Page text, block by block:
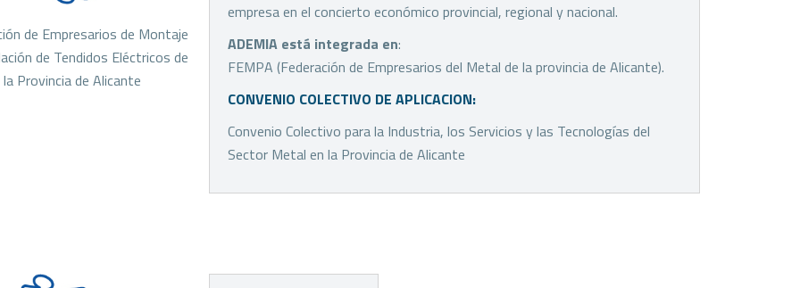
de Empresarios de Montaje
de Tendidos Eléctricos de
la Provincia de Alicante
empresa en el concierto económico provincial, regional y nacional.
ADEMIA está integrada en:
FEMPA (Federación de Empresarios del Metal de la provincia de Alicante).
CONVENIO COLECTIVO DE APLICACION:
Convenio Colectivo para la Industria, los Servicios y las Tecnologías del
Sector Metal en la Provincia de Alicante